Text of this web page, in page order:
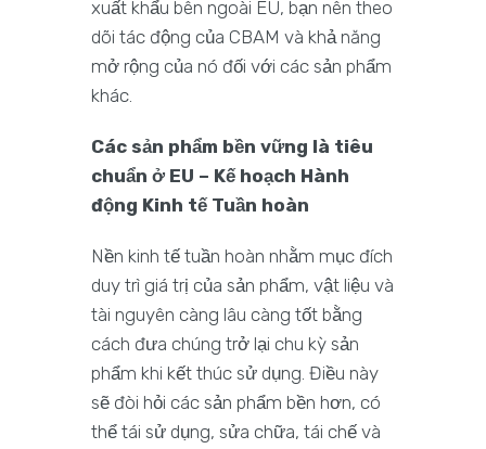
xuất khẩu bên ngoài EU, bạn nên theo
dõi tác động của CBAM và khả năng
mở rộng của nó đối với các sản phẩm
khác.
Các sản phẩm bền vững là tiêu
chuẩn ở EU – Kế hoạch Hành
động Kinh tế Tuần hoàn
Nền kinh tế tuần hoàn nhằm mục đích
duy trì giá trị của sản phẩm, vật liệu và
tài nguyên càng lâu càng tốt bằng
cách đưa chúng trở lại chu kỳ sản
phẩm khi kết thúc sử dụng. Điều này
sẽ đòi hỏi các sản phẩm bền hơn, có
thể tái sử dụng, sửa chữa, tái chế và